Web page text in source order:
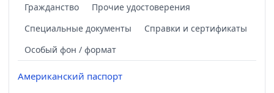
Гражданство
Прочие удостоверения
Специальные документы
Справки и сертификаты
Особый фон / формат
Американский паспорт